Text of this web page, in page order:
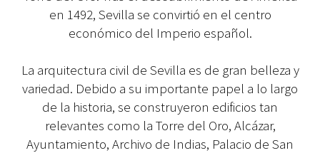
en 1492, Sevilla se convirtió en el centro
económico del Imperio español.
La arquitectura civil de Sevilla es de gran belleza y
variedad. Debido a su importante papel a lo largo
de la historia, se construyeron edificios tan
relevantes como la Torre del Oro, Alcázar,
Ayuntamiento, Archivo de Indias, Palacio de San